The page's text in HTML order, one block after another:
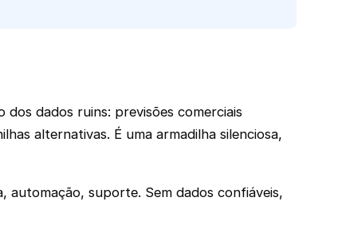
dados ruins: previsões comerciais
alternativas. É uma armadilha silenciosa,
automação, suporte. Sem dados confiáveis,